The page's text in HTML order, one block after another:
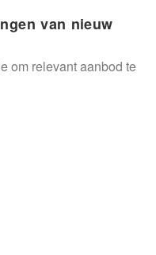
in contact met de
van nieuw
om relevant aanbod te